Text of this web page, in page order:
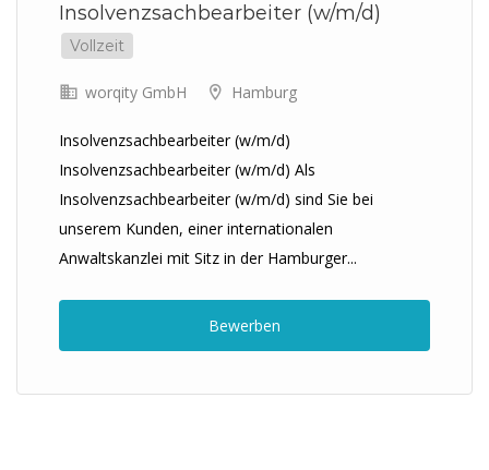
Insolvenzsachbearbeiter (w/m/d)
Vollzeit
worqity GmbH Hamburg
Insolvenzsachbearbeiter (w/m/d)
Insolvenzsachbearbeiter (w/m/d) Als
Insolvenzsachbearbeiter (w/m/d) sind Sie bei
unserem Kunden, einer internationalen
Anwaltskanzlei mit Sitz in der Hamburger...
Bewerben